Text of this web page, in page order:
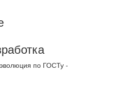
по ГОСТу -